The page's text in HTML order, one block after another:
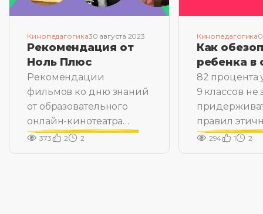
Кинопедагогика30 августа 2023
Рекомендация от
Ноль Плюс
Рекомендации
фильмов ко дню знаний
от образовательного
онлайн-кинотеатра
«Ноль Плюс»
373 2 2
Кинопедагогика
Как
ребенка в
82 процента
9 классов не
правил
общения в
294 1 2